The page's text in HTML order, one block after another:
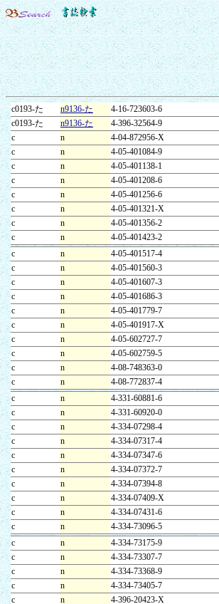
c0193-た n9136-た 4-16-723603-6
c0193-た
n9136-た 4-396-32564-9
c
n 4-04-872956-X
c
n 4-05-401084-9
c
n 4-05-401138-1
c
n 4-05-401208-6
c
n 4-05-401256-6
c
n 4-05-401321-X
c
n 4-05-401356-2
c
n 4-05-401423-2
c
n 4-05-401517-4
c
n 4-05-401560-3
c
n 4-05-401607-3
c
n 4-05-401686-3
c
n 4-05-401779-7
c
n 4-05-401917-X
c
n 4-05-602727-7
c
n 4-05-602759-5
c
n 4-08-748363-0
c
n 4-08-772837-4
c
n 4-331-60881-6
c
n 4-331-60920-0
c
n 4-334-07298-4
c
n 4-334-07317-4
c
n 4-334-07347-6
c
n 4-334-07372-7
c
n 4-334-07394-8
c
n 4-334-07409-X
c
n 4-334-07431-6
c
n 4-334-73096-5
c
n 4-334-73175-9
c
n 4-334-73307-7
c
n 4-334-73368-9
c
n 4-334-73405-7
c
n 4-396-20423-X